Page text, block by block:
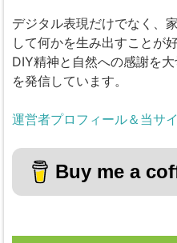
デジタル表現だけでなく、
して何かを生み出すことが好
DIY精神と自然への感謝を
を発信しています。
運営者プロフィール＆当サ
Buy me a